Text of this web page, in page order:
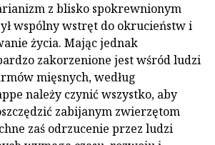
z blisko spokrewnionym
wspólny wstręt do okrucieństw i
życia. Mając jednak
zakorzenione jest wśród ludzi
mięsnych, według
należy czynić wszystko, aby
zabijanym zwierzętom
zaś odrzucenie przez ludzi